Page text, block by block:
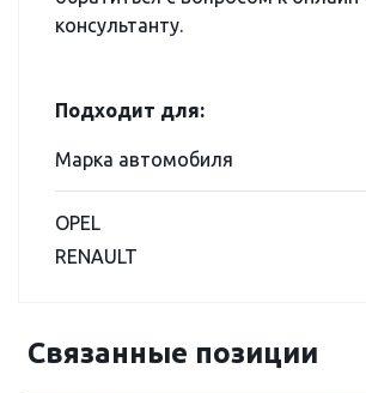
консультанту.
Подходит для:
Марка автомобиля
OPEL
RENAULT
Связанные позиции